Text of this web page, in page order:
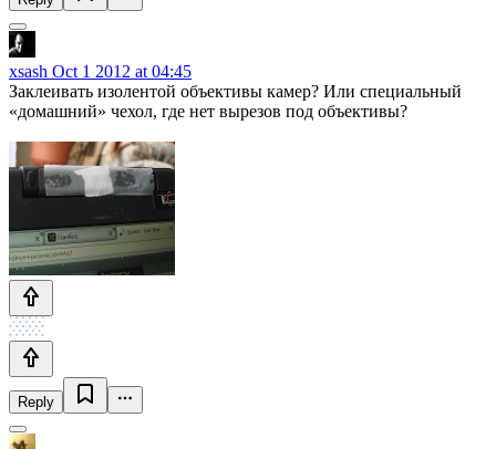
xsash Oct 1 2012 at 04:45
Заклеивать изолентой объективы камер? Или специальный
«домашний» чехол, где нет вырезов под объективы?
Reply